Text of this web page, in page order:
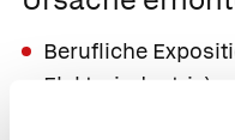
Berufliche
Elektroindustrie)